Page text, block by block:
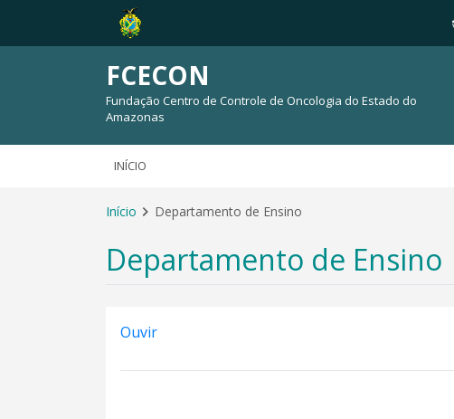
FCECON
Fundação Centro de Controle de Oncologia do Estado do
Amazonas
INÍCIO
Início Departamento de Ensino
Departamento de Ensino
Ouvir